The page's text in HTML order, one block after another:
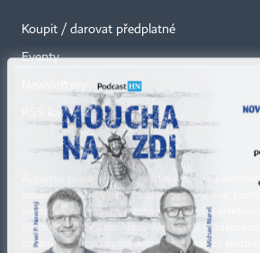
Koupit / darovat předplatné
Eventy
RSS kanály
Autorská práva vykonává vydavatel. Bez
zakázáno jakékoli užití částí nebo celku díla,
jakýmkoli způsobem, mechanickým nebo
jiném jazyce. Bez souhlasu vydavatele je
obsahu pro účely automatizované analýzy textů